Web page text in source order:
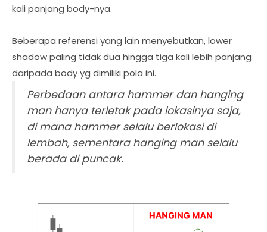
kali panjang body-nya.
Beberapa referensi yang lain menyebutkan, lower
shadow paling tidak dua hingga tiga kali lebih panjang
daripada body yg dimiliki pola ini.
Perbedaan antara hammer dan hanging
man hanya terletak pada lokasinya saja,
di mana hammer selalu berlokasi di
lembah, sementara hanging man selalu
berada di puncak.